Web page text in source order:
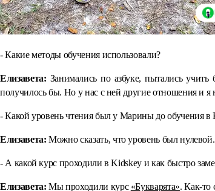
- Какие методы обучения использовали?
Елизавета: Занимались по азбуке, пытались
получилось бы. Но у нас с ней другие отношения и я
- Какой уровень чтения был у Марины до обучения в
Елизавета:Можно сказать, что уровень был
- А какой курс проходили в Kidskey и как быстро
Елизавета: Мы проходили курс «Букварята». Как-то